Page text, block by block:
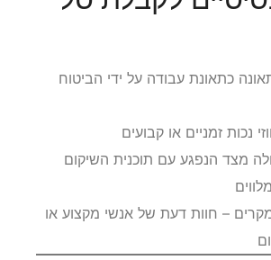
לקבלת סל
כתאונת עבודה על ידי הביטוח
נכות זמניים או קבועים
מצד הנפגע עם תוכנית השיקום
– חוות דעת של אנשי מקצוע או